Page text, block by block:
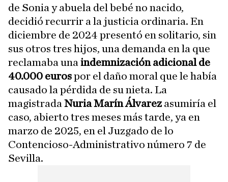
de Sonia y abuela del bebé no nacido,
decidió recurrir a la justicia ordinaria. En
diciembre de 2024 presentó en solitario, sin
sus otros tres hijos, una demanda en la que
reclamaba una indemnización adicional de
40.000 eurospor el daño moral que le había
causado la pérdida de su nieta. La
magistrada Nuria Marín Álvarezasumiría el
caso, abierto tres meses más tarde, ya en
marzo de 2025, en el Juzgado de lo
Contencioso-Administrativo número 7 de
Sevilla.